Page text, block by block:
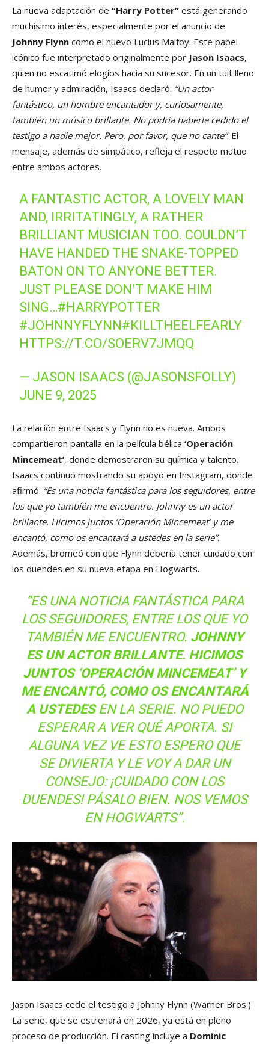
La nueva adaptación de “Harry Potter” está generando
muchísimo interés, especialmente por el anuncio de
Johnny Flynn como el nuevo Lucius Malfoy. Este papel
icónico fue interpretado originalmente por Jason Isaacs,
quien no escatimó elogios hacia su sucesor. En un tuit lleno
de humor y admiración, Isaacs declaró: “Un actor
fantástico, un hombre encantador y, curiosamente,
también un músico brillante. No podría haberle cedido el
testigo a nadie mejor. Pero, por favor, que no cante”. El
mensaje, además de simpático, refleja el respeto mutuo
entre ambos actores.
A FANTASTIC ACTOR, A LOVELY MAN
AND, IRRITATINGLY, A RATHER
BRILLIANT MUSICIAN TOO. COULDN’T
HAVE HANDED THE SNAKE-TOPPED
BATON ON TO ANYONE BETTER.
JUST PLEASE DON’T MAKE HIM
SING…#HARRYPOTTER
#JOHNNYFLYNN#KILLTHEELFEARLY
HTTPS://T.CO/SOERV7JMQQ
— JASON ISAACS (@JASONSFOLLY)
JUNE 9, 2025
La relación entre Isaacs y Flynn no es nueva. Ambos
compartieron pantalla en la película bélica ‘Operación
Mincemeat’, donde demostraron su química y talento.
Isaacs continuó mostrando su apoyo en Instagram, donde
afirmó: “Es una noticia fantástica para los seguidores, entre
los que yo también me encuentro. Johnny es un actor
brillante. Hicimos juntos ‘Operación Mincemeat’ y me
encantó, como os encantará a ustedes en la serie”.
Además, bromeó con que Flynn debería tener cuidado con
los duendes en su nueva etapa en Hogwarts.
“ES UNA NOTICIA FANTÁSTICA PARA
LOS SEGUIDORES, ENTRE LOS QUE YO
TAMBIÉN ME ENCUENTRO. JOHNNY
ES UN ACTOR BRILLANTE. HICIMOS
JUNTOS ‘OPERACIÓN MINCEMEAT’ Y
ME ENCANTÓ, COMO OS ENCANTARÁ
A USTEDESEN LA SERIE. NO PUEDO
ESPERAR A VER QUÉ APORTA. SI
ALGUNA VEZ VE ESTO ESPERO QUE
SE DIVIERTA Y LE VOY A DAR UN
CONSEJO: ¡CUIDADO CON LOS
DUENDES! PÁSALO BIEN. NOS VEMOS
EN HOGWARTS”.
Jason Isaacs cede el testigo a Johnny Flynn (Warner Bros.)
La serie, que se estrenará en 2026, ya está en pleno
proceso de producción. El casting incluye a Dominic